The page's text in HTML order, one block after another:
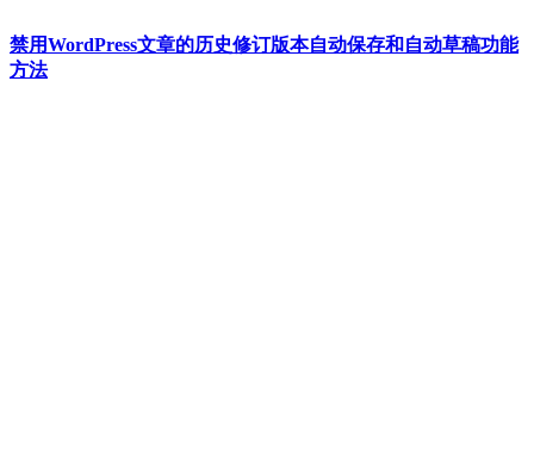
禁用WordPress文章的历史修订版本自动保存和自动草稿功能
方法